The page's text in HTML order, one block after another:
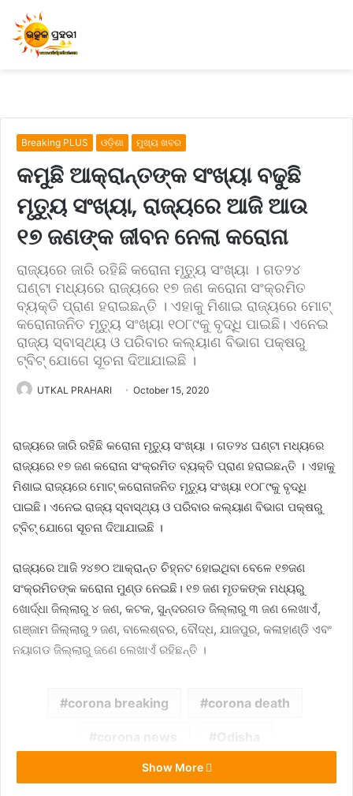
Breaking PLUS ଓଡ଼ିଶା ମୁଖ୍ୟ ଖବର
କମୁଛି ଆକ୍ରାନ୍ତଙ୍କ ସଂଖ୍ୟା ବଢୁଛି
ମୃତ୍ୟୁ ସଂଖ୍ୟା, ରାଜ୍ୟରେ ଆଜି ଆଉ
୧୭ ଜଣଙ୍କ ଜୀବନ ନେଲା କରୋନା
ରାଜ୍ୟରେ ଜାରି ରହିଛି କରୋନା ମୃତ୍ୟୁ ସଂଖ୍ୟା । ଗତ୨୪
ଘଣ୍ଟା ମଧ୍ୟରେ ରାଜ୍ୟରେ ୧୭ ଜଣ କରୋନା ସଂକ୍ରମିତ
ବ୍ୟକ୍ତି ପ୍ରାଣ ହରାଇଛନ୍ତି । ଏହାକୁ ମିଶାଇ ରାଜ୍ୟରେ ମୋଟ୍
କରୋନାଜନିତ ମୃତ୍ୟୁ ସଂଖ୍ୟା ୧୦୮୯କୁ ବୃଦ୍ଧି ପାଇଛି। ଏନେଇ
ରାଜ୍ୟ ସ୍ବାସ୍ଥ୍ୟ ଓ ପରିବାର କଲ୍ୟାଣ ବିଭାଗ ପକ୍ଷରୁ
ଟ୍ବିଟ୍ ଯୋଗେ ସୂଚନା ଦିଆଯାଇଛି ।
UTKAL PRAHARI October 15, 2020
ରାଜ୍ୟରେ ଜାରି ରହିଛି କରୋନା ମୃତ୍ୟୁ ସଂଖ୍ୟା । ଗତ୨୪ ଘଣ୍ଟା ମଧ୍ୟରେ
ରାଜ୍ୟରେ ୧୭ ଜଣ କରୋନା ସଂକ୍ରମିତ ବ୍ୟକ୍ତି ପ୍ରାଣ ହରାଇଛନ୍ତି । ଏହାକୁ
ମିଶାଇ ରାଜ୍ୟରେ ମୋଟ୍ କରୋନାଜନିତ ମୃତ୍ୟୁ ସଂଖ୍ୟା ୧୦୮୯କୁ ବୃଦ୍ଧି
ପାଇଛି। ଏନେଇ ରାଜ୍ୟ ସ୍ବାସ୍ଥ୍ୟ ଓ ପରିବାର କଲ୍ୟାଣ ବିଭାଗ ପକ୍ଷରୁ
ଟ୍ବିଟ୍ ଯୋଗେ ସୂଚନା ଦିଆଯାଇଛି ।
ରାଜ୍ୟରେ ଆଜି ୨୪୭୦ ଆକ୍ରାନ୍ତ ଚିହ୍ନଟ ହୋଇଥିବା ବେଳେ ୧୭ଜଣ
ସଂକ୍ରମିତଙ୍କ କରୋନା ମୁଣ୍ଡ ନେଇଛି। ୧୭ ଜଣ ମୃତକଙ୍କ ମଧ୍ୟରୁ
ଖୋର୍ଦ୍ଧା ଜିଲ୍ଲାରୁ ୪ ଜଣ, କଟକ, ସୁନ୍ଦରଗଡ ଜିଲ୍ଲାରୁ ୩ ଜଣ ଲେଖାଏଁ,
ଗଞ୍ଜାମ ଜିଲ୍ଲାରୁ ୨ ଜଣ, ବାଲେଶ୍ବର, ବୌଦ୍ଧ, ଯାଜପୁର, କଳାହାଣ୍ଡି ଏବଂ
ନୟାଗଡ ଜିଲ୍ଲାରୁ ଜଣେ ଲେଖାଏଁ ରହିଛନ୍ତି ।
corona breaking corona death
Odisha
Show More